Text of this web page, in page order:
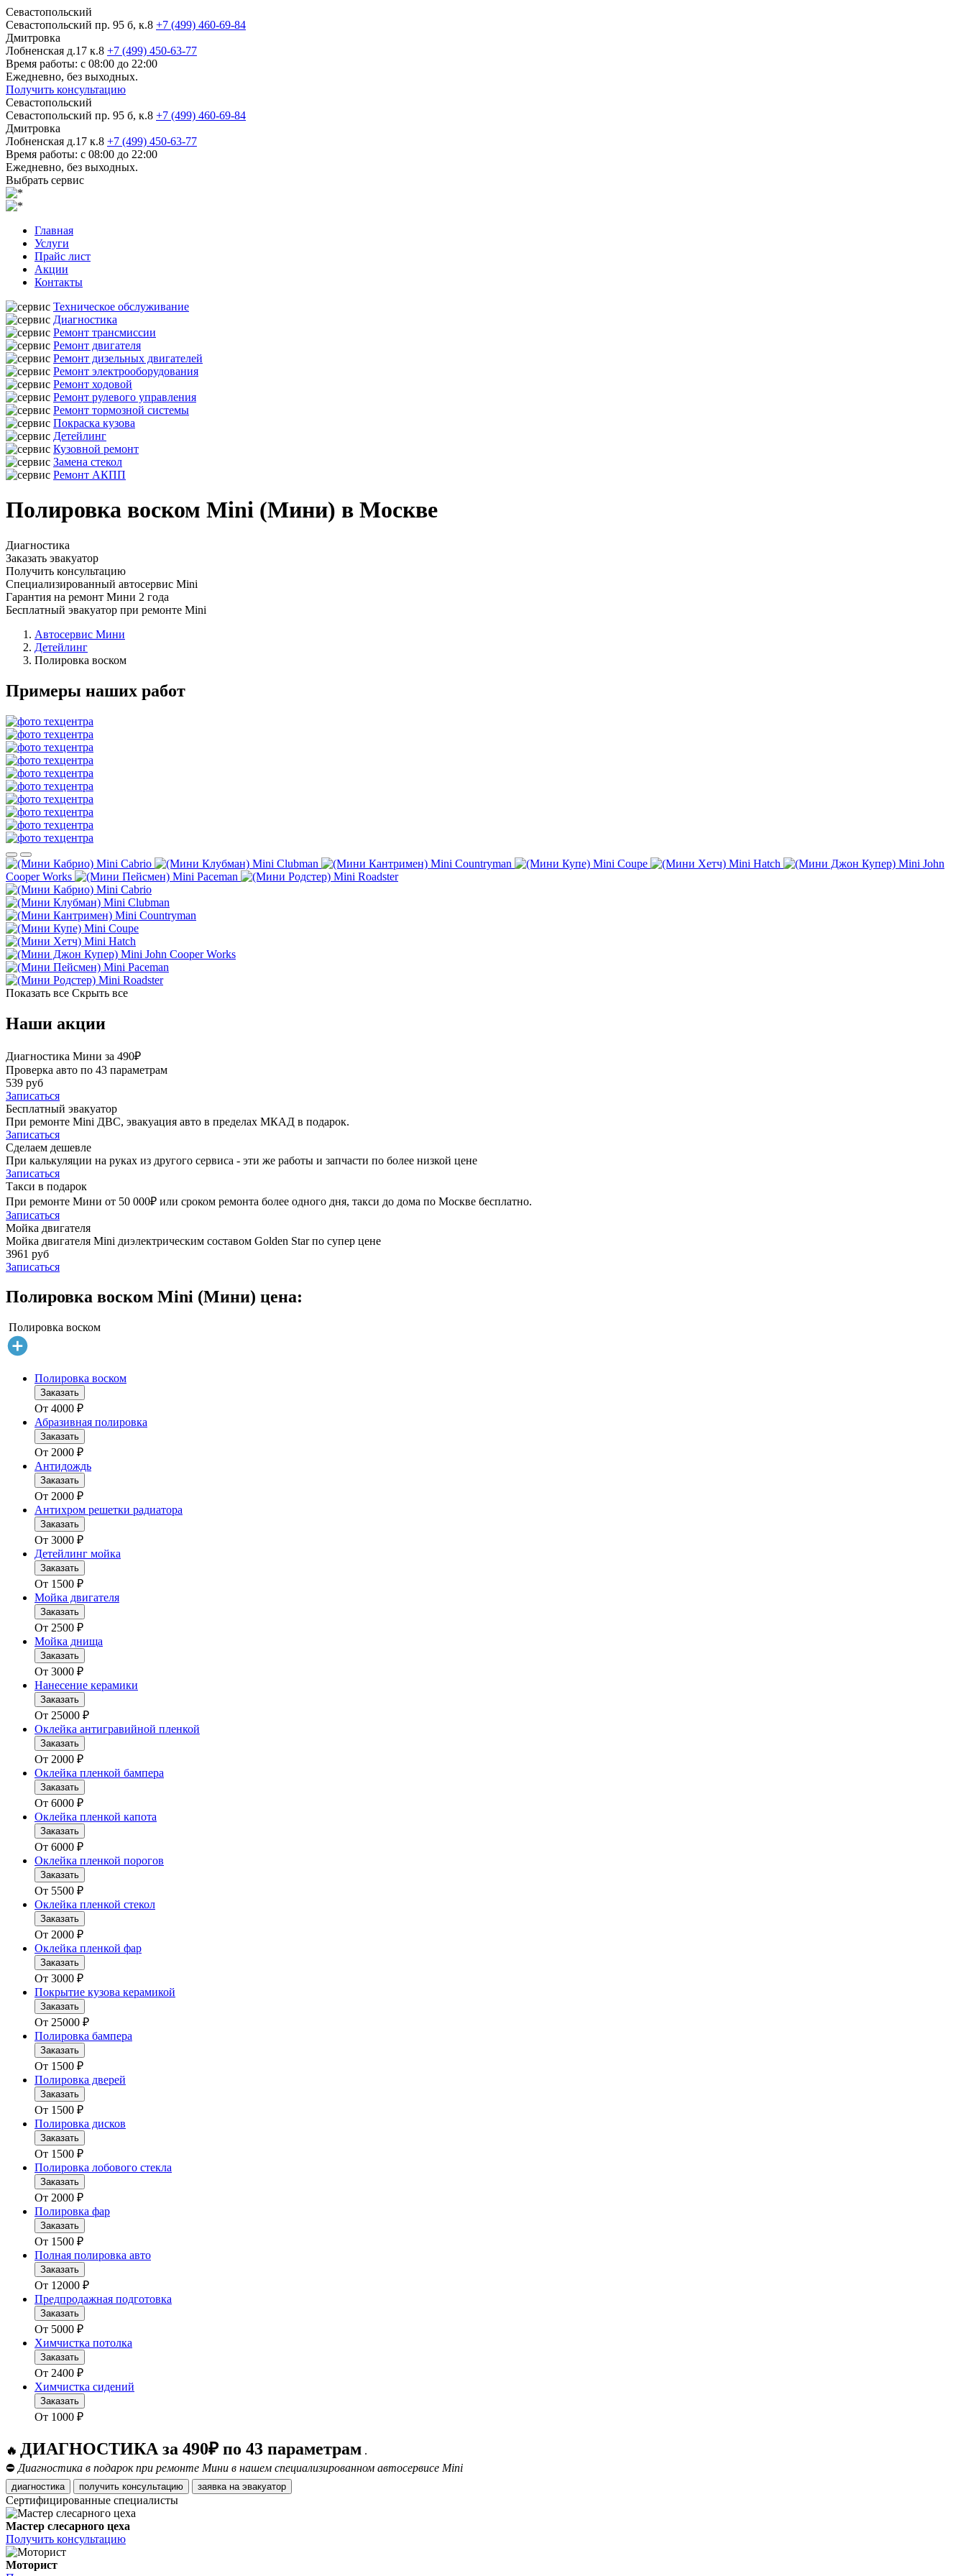
Севастопольский
Севастопольский пр. 95 б, к.8 +7 (499) 460-69-84
Дмитровка
Лобненская д.17 к.8 +7 (499) 450-63-77
Время работы: с 08:00 до 22:00
Ежедневно, без выходных.
Получить консультацию
Севастопольский
Севастопольский пр. 95 б, к.8 +7 (499) 460-69-84
Дмитровка
Лобненская д.17 к.8 +7 (499) 450-63-77
Время работы: с 08:00 до 22:00
Ежедневно, без выходных.
Выбрать сервис
Главная
Услуги
Прайс лист
Акции
Контакты
Техническое обслуживание
Диагностика
Ремонт трансмиссии
Ремонт двигателя
Ремонт дизельных двигателей
Ремонт электрооборудования
Ремонт ходовой
Ремонт рулевого управления
Ремонт тормозной системы
Покраска кузова
Детейлинг
Кузовной ремонт
Замена стекол
Ремонт АКПП
Полировка воском Mini (Мини) в Москве
Диагностика
Заказать эвакуатор
Получить консультацию
Специализированный автосервис Mini
Гарантия на ремонт Мини 2 года
Бесплатный эвакуатор при ремонте Mini
Автосервис Мини
Детейлинг
Полировка воском
Примеры наших работ
Mini Cabrio Mini Clubman Mini Countryman Mini Coupe Mini Hatch
Mini John
Cooper Works
Mini Paceman
Mini Roadster
Mini Cabrio
Mini Clubman
Mini Countryman
Mini Coupe
Mini Hatch
Mini John Cooper Works
Mini Paceman
Mini Roadster
Показать все Скрыть все
Наши акции
Диагностика Мини за 490₽
Проверка авто по 43 параметрам
539 руб
Записаться
Бесплатный эвакуатор
При ремонте Mini ДВС, эвакуация авто в пределах МКАД в подарок.
Записаться
Сделаем дешевле
При калькуляции на руках из другого сервиса - эти же работы и запчасти по более низкой цене
Записаться
Такси в подарок
При ремонте Мини от 50 000₽ или сроком ремонта более одного дня, такси до дома по Москве бесплатно.
Записаться
Мойка двигателя
Мойка двигателя Mini диэлектрическим составом Golden Star по супер цене
3961 руб
Записаться
Полировка воском Mini (Мини) цена:
Полировка воском
Полировка воском
Заказать
От 4000 ₽
Абразивная полировка
Заказать
От 2000 ₽
Антидождь
Заказать
От 2000 ₽
Антихром решетки радиатора
Заказать
От 3000 ₽
Детейлинг мойка
Заказать
От 1500 ₽
Мойка двигателя
Заказать
От 2500 ₽
Мойка днища
Заказать
От 3000 ₽
Нанесение керамики
Заказать
От 25000 ₽
Оклейка антигравийной пленкой
Заказать
От 2000 ₽
Оклейка пленкой бампера
Заказать
От 6000 ₽
Оклейка пленкой капота
Заказать
От 6000 ₽
Оклейка пленкой порогов
Заказать
От 5500 ₽
Оклейка пленкой стекол
Заказать
От 2000 ₽
Оклейка пленкой фар
Заказать
От 3000 ₽
Покрытие кузова керамикой
Заказать
От 25000 ₽
Полировка бампера
Заказать
От 1500 ₽
Полировка дверей
Заказать
От 1500 ₽
Полировка дисков
Заказать
От 1500 ₽
Полировка лобового стекла
Заказать
От 2000 ₽
Полировка фар
Заказать
От 1500 ₽
Полная полировка авто
Заказать
От 12000 ₽
Предпродажная подготовка
Заказать
От 5000 ₽
Химчистка потолка
Заказать
От 2400 ₽
Химчистка сидений
Заказать
От 1000 ₽
🔥 ДИАГНОСТИКА за 490₽ по 43 параметрам .
⛔ Диагностика в подарок при ремонте Мини в нашем специализированном автосервисе Mini
диагностика получить консультацию заявка на эвакуатор
Сертифицированные специалисты
Мастер слесарного цеха
Получить консультацию
Моторист